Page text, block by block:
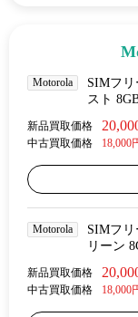
Motorola
SIMフリ
スト
新品買取価格
中古買取価格 18,000
Motorola
SIMフリ
リーン
新品買取価格
中古買取価格 18,000